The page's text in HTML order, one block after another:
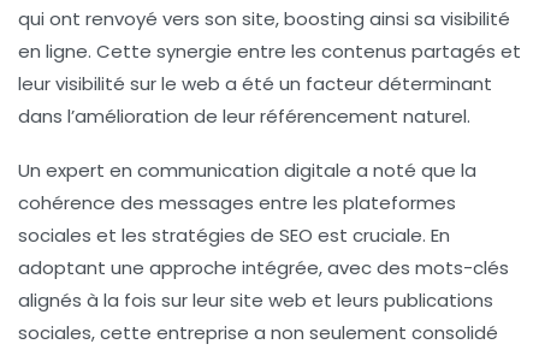
qui ont renvoyé vers son site, boosting ainsi sa visibilité
en ligne. Cette synergie entre les contenus partagés et
leur visibilité sur le web a été un facteur déterminant
dans l’amélioration de leurréférencement naturel.
Un expert en communication digitale a noté que la
cohérence des messages entre les plateformes
sociales et les stratégies de SEO est cruciale. En
adoptant une approche intégrée, avec des mots-clés
alignés à la fois sur leur site web et leurs publications
sociales, cette entreprise a non seulement consolidé